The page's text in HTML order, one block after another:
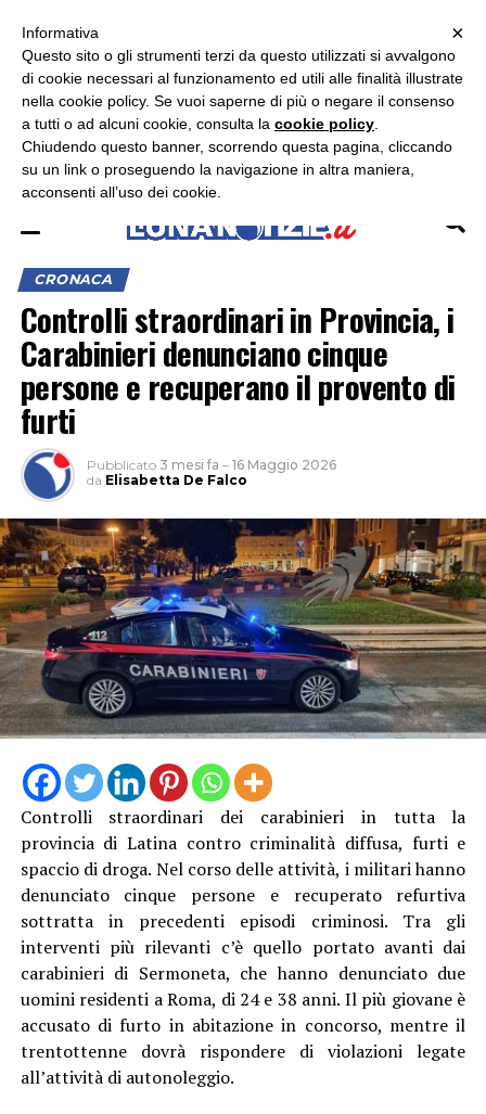
ASCOLTA RADIO LUNA
CRONACA
Controlli straordinari in Provincia, i
Carabinieri denunciano cinque
persone e recuperano il provento di
furti
Pubblicato 3 mesi fa – 16 Maggio 2026
da Elisabetta De Falco
Controlli straordinari dei carabinieri in tutta la
provincia di Latina contro criminalità diffusa, furti e
spaccio di droga. Nel corso delle attività, i militari hanno
denunciato cinque persone e recuperato refurtiva
sottratta in precedenti episodi criminosi. Tra gli
interventi più rilevanti c’è quello portato avanti dai
carabinieri di Sermoneta, che hanno denunciato due
uomini residenti a Roma, di 24 e 38 anni. Il più giovane è
accusato di furto in abitazione in concorso, mentre il
trentottenne dovrà rispondere di violazioni legate
all’attività di autonoleggio.
×
×
Informativa
Questo sito o gli strumenti terzi da questo utilizzati si avvalgono
di cookie necessari al funzionamento ed utili alle finalità illustrate
nella cookie policy. Se vuoi saperne di più o negare il consenso
a tutti o ad alcuni cookie, consulta la cookie policy
Chiudendo questo banner, scorrendo questa pagina, cliccando
su un link o proseguendo la navigazione in altra maniera,
acconsenti all’uso dei cookie.